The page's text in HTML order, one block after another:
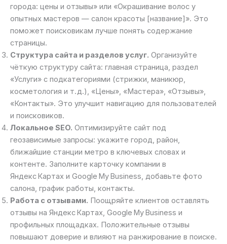
города: цены и отзывы» или «Окрашивание волос у
опытных мастеров — салон красоты [название]». Это
поможет поисковикам лучше понять содержание
страницы.
Структура сайта и разделов услуг. Организуйте
чёткую структуру сайта: главная страница, раздел
«Услуги» с подкатегориями (стрижки, маникюр,
косметология и т. д.), «Цены», «Мастера», «Отзывы»,
«Контакты». Это улучшит навигацию для пользователей
и поисковиков.
Локальное SEO. Оптимизируйте сайт под
геозависимые запросы: укажите город, район,
ближайшие станции метро в ключевых словах и
контенте. Заполните карточку компании в
Яндекс Картах и Google My Business, добавьте фото
салона, график работы, контакты.
Работа с отзывами. Поощряйте клиентов оставлять
отзывы на Яндекс Картах, Google My Business и
профильных площадках. Положительные отзывы
повышают доверие и влияют на ранжирование в поиске.